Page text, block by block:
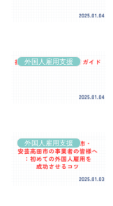
外国人雇用支援
外国人雇用支援